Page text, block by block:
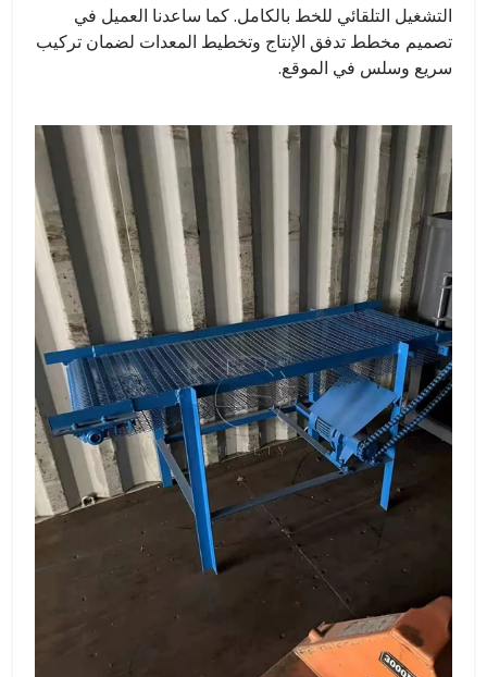
التشغيل التلقائي للخط بالكامل. كما ساعدنا العميل في
تصميم مخطط تدفق الإنتاج وتخطيط المعدات لضمان تركيب
سريع وسلس في الموقع.